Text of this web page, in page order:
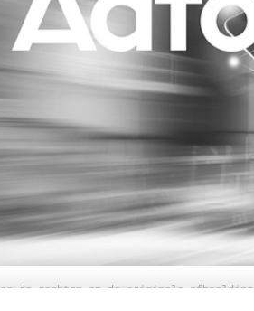
de rechten op de originele afbeelding